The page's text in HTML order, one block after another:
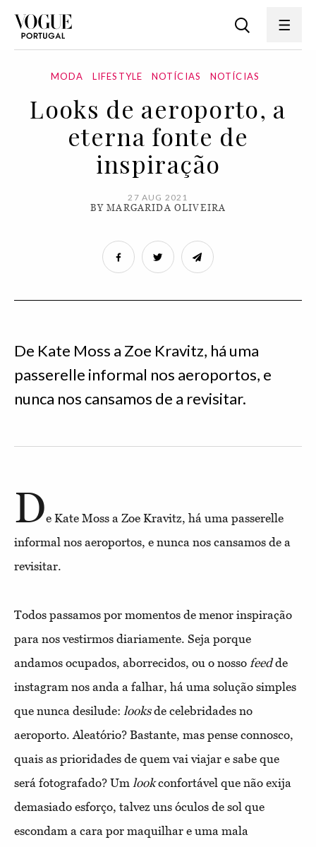
MODA LIFESTYLE NOTÍCIAS NOTÍCIAS
Looks de aeroporto, a
eterna fonte de
inspiração
27 AUG 2021
BY MARGARIDA OLIVEIRA
De Kate Moss a Zoe Kravitz, há uma
passerelle informal nos aeroportos, e
nunca nos cansamos de a revisitar.
De Kate Moss a Zoe Kravitz, há uma passerelle
informal nos aeroportos, e nunca nos cansamos de a
revisitar.
Todos passamos por momentos de menor inspiração
para nos vestirmos diariamente. Seja porque
andamos ocupados, aborrecidos, ou o nosso feedde
instagram nos anda a falhar, há uma solução simples
que nunca desilude: looksde celebridades no
aeroporto. Aleatório? Bastante, mas pense connosco,
quais as prioridades de quem vai viajar e sabe que
será fotografado? Um lookconfortável que não exija
demasiado esforço, talvez uns óculos de sol que
escondam a cara por maquilhar e uma mala